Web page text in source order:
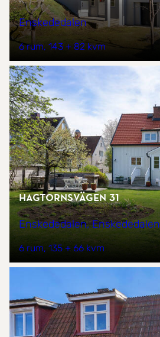
Enskededalen
6 rum 143 + 82 kvm
Hagtornsvägen 31
Enskededalen, Enskededalen
6 rum 135 + 66 kvm